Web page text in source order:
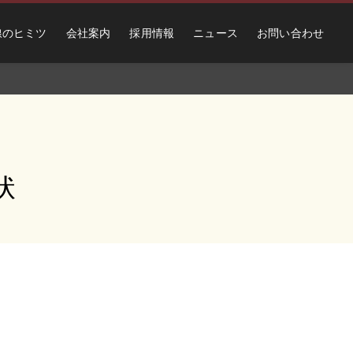
ヒミツ 会社案内 採用情報 ニュース お問い合わせ